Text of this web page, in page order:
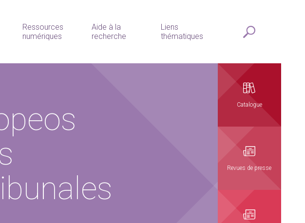
Ressources
numériques
Aide à la
recherche
Liens
thématiques
Catalogue
Revues de presse